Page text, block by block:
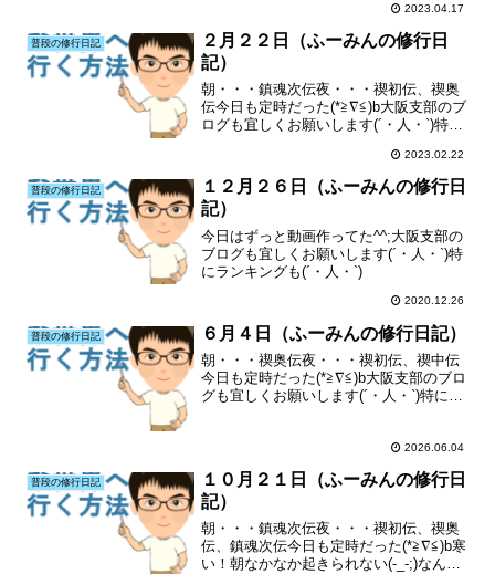
メールが届かなかったり(T^T)大阪支部の
ブログも宜しくお願いします(´・人・`)
特...
2023.04.17
普段の修行日記
２月２２日（ふーみんの修行日
記）
朝・・・鎮魂次伝夜・・・禊初伝、禊奥
伝今日も定時だった(*≧∇≦)b大阪支部のブ
ログも宜しくお願いします(´・人・`)特に
2023.02.22
普段の修行日記
１２月２６日（ふーみんの修行日
記）
今日はずっと動画作ってた^^;大阪支部の
ブログも宜しくお願いします(´・人・`)特
にランキングも(´・人・`)
2020.12.26
普段の修行日記 ６月４日（ふーみんの修行日記）
朝・・・禊奥伝夜・・・禊初伝、禊中伝
今日も定時だった(*≧∇≦)b大阪支部のブロ
グも宜しくお願いします(´・人・`)特にラ
2026.06.04
普段の修行日記
１０月２１日（ふーみんの修行日
記）
朝・・・鎮魂次伝夜・・・禊初伝、禊奥
伝、鎮魂次伝今日も定時だった(*≧∇≦)b寒
い！朝なかなか起きられない(-_-;)なんか